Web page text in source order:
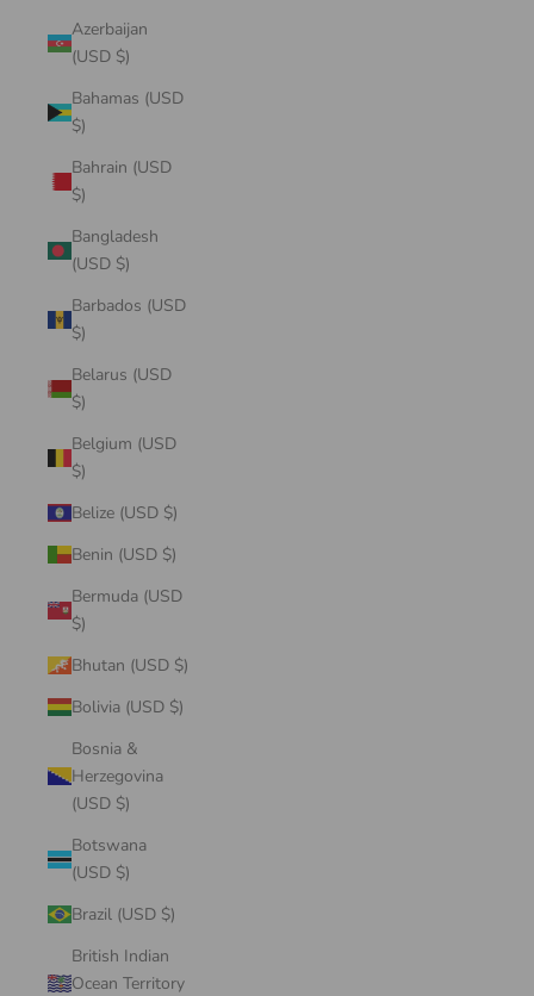
Azerbaijan
(USD $)
Bahamas (USD
$)
Bahrain (USD
$)
Bangladesh
(USD $)
Barbados (USD
$)
Belarus (USD
$)
Belgium (USD
$)
Belize (USD $)
Benin (USD $)
Bermuda (USD
$)
Bhutan (USD $)
Bolivia (USD $)
Bosnia &
Herzegovina
(USD $)
Botswana
(USD $)
Brazil (USD $)
British Indian
Ocean Territory